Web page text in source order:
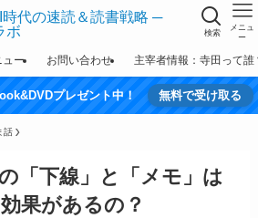
検索
メニュ
ー
ュー お問い合わせ 主宰者情報：寺田って誰
プレゼント中！ 無料で受け取る
話
「下線」と「メモ」は
果があるの？